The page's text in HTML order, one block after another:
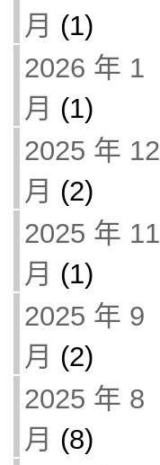
月 (1)
2026 年 1
月 (1)
2025 年 12
月 (2)
2025 年 11
月 (1)
2025 年 9
月 (2)
2025 年 8
月 (8)